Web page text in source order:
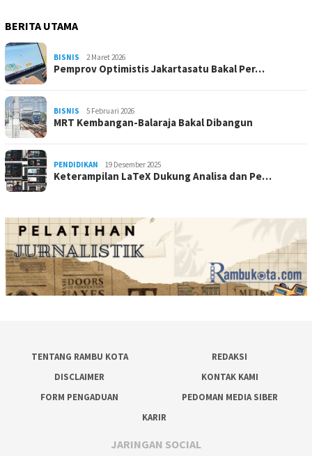
BERITA UTAMA
BISNIS 2 Maret 2026
Pemprov Optimistis Jakartasatu Bakal Per…
BISNIS 5 Februari 2026
MRT Kembangan-Balaraja Bakal Dibangun
PENDIDIKAN 19 Desember 2025
Keterampilan LaTeX Dukung Analisa dan Pe…
TENTANG RAMBU KOTA
REDAKSI
DISCLAIMER
KONTAK KAMI
FORM PENGADUAN
PEDOMAN MEDIA SIBER
KARIR
JARINGAN SOCIAL